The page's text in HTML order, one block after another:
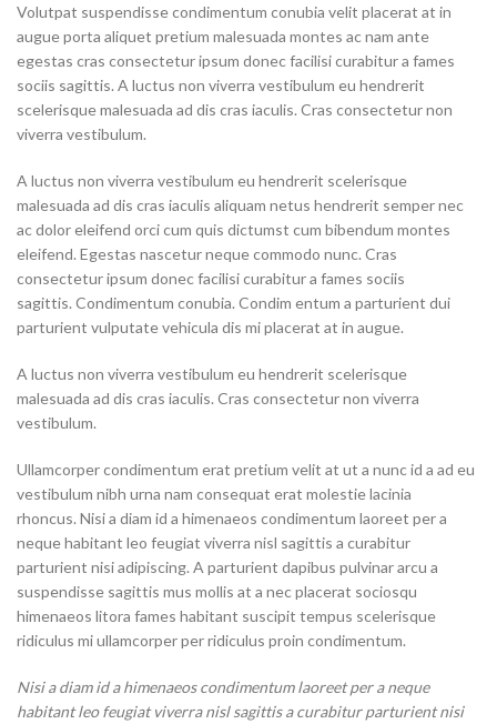
Volutpat suspendisse condimentum conubia velit placerat at in
augue porta aliquet pretium malesuada montes ac nam ante
egestas cras consectetur ipsum donec facilisi curabitur a fames
sociis sagittis. A luctus non viverra vestibulum eu hendrerit
scelerisque malesuada ad dis cras iaculis. Cras consectetur non
viverra vestibulum.
A luctus non viverra vestibulum eu hendrerit scelerisque
malesuada ad dis cras iaculis aliquam netus hendrerit semper nec
ac dolor eleifend orci cum quis dictumst cum bibendum montes
eleifend. Egestas nascetur neque commodo nunc. Cras
consectetur ipsum donec facilisi curabitur a fames sociis
sagittis. Condimentum conubia. Condim entum a parturient dui
parturient vulputate vehicula dis mi placerat at in augue.
A luctus non viverra vestibulum eu hendrerit scelerisque
malesuada ad dis cras iaculis. Cras consectetur non viverra
vestibulum.
Ullamcorper condimentum erat pretium velit at ut a nunc id a ad eu
vestibulum nibh urna nam consequat erat molestie lacinia
rhoncus. Nisi a diam id a himenaeos condimentum laoreet per a
neque habitant leo feugiat viverra nisl sagittis a curabitur
parturient nisi adipiscing. A parturient dapibus pulvinar arcu a
suspendisse sagittis mus mollis at a nec placerat sociosqu
himenaeos litora fames habitant suscipit tempus scelerisque
ridiculus mi ullamcorper per ridiculus proin condimentum.
Nisi a diam id a himenaeos condimentum laoreet per a neque
habitant leo feugiat viverra nisl sagittis a curabitur parturient nisi